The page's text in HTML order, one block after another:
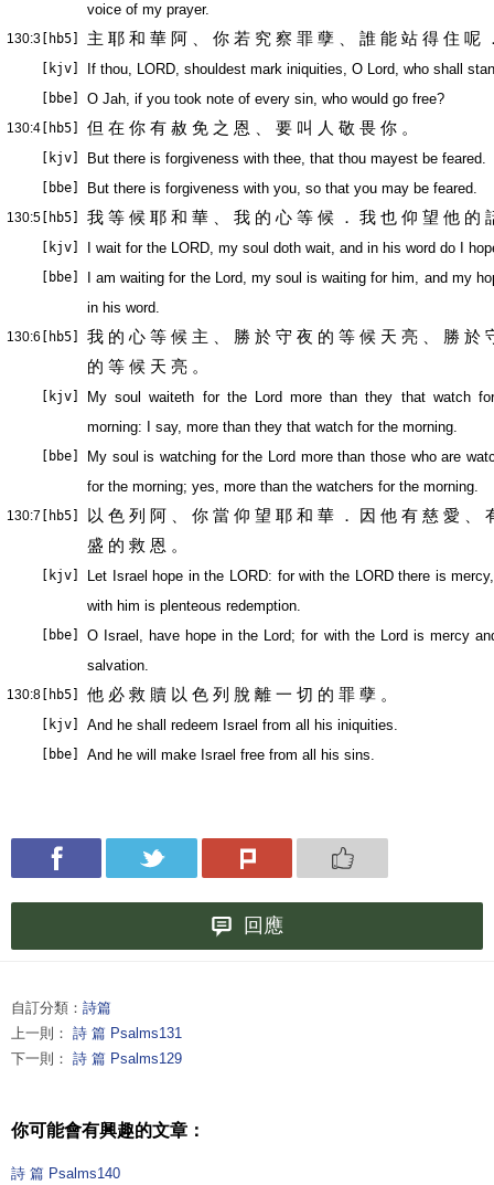
voice of my prayer.
130:3 [hb5] 主 耶 和 華 阿 、 你 若 究 察 罪 孽 、 誰 能 站 得 住 呢
[kjv] If thou, LORD, shouldest mark iniquities, O Lord, who shall
[bbe] O Jah, if you took note of every sin, who would go free?
130:4 [hb5] 但 在 你 有 赦 免 之 恩 、 要 叫 人 敬 畏 你 。
[kjv] But there is forgiveness with thee, that thou mayest be feared.
[bbe] But there is forgiveness with you, so that you may be feared.
130:5 [hb5] 我 等 候 耶 和 華 、 我 的 心 等 候 ． 我 也 仰 望 他 的
[kjv] I wait for the LORD, my soul doth wait, and in his word do I
[bbe]
I am waiting for the Lord, my soul is waiting for him, and my
in his word.
130:6 [hb5] 我 的 心 等 候 主 、 勝 於 守 夜 的 等 候 天 亮 、 勝 於
的 等 候 天 亮 。
[kjv]
My soul waiteth for the Lord more than they that watch
morning: I say, more than they that watch for the morning.
[bbe]
My soul is watching for the Lord more than those who are
for the morning; yes, more than the watchers for the morning.
130:7 [hb5]
以 色 列 阿 、 你 當 仰 望 耶 和 華 ． 因 他 有 慈 愛 、
盛 的 救 恩 。
[kjv]
Let Israel hope in the LORD: for with the LORD there is
with him is plenteous redemption.
[bbe] O Israel, have hope in the Lord; for with the Lord is mercy
salvation.
130:8 [hb5] 他 必 救 贖 以 色 列 脫 離 一 切 的 罪 孽 。
[kjv] And he shall redeem Israel from all his iniquities.
[bbe] And he will make Israel free from all his sins.
回應
自訂分類： 詩篇
上一則： 詩 篇 Psalms131
下一則： 詩 篇 Psalms129
你可能會有興趣的文章：
詩 篇 Psalms140